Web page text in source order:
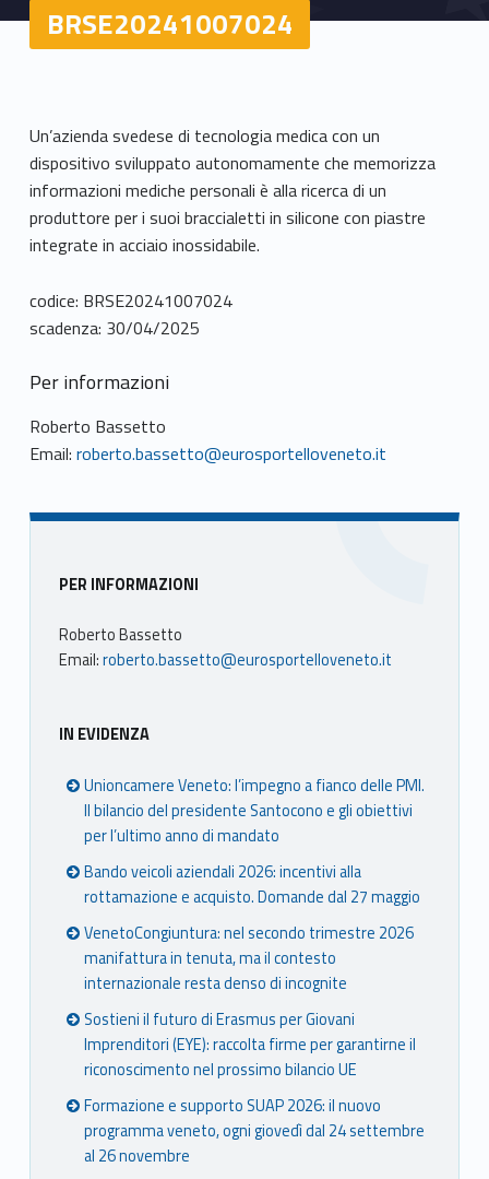
BRSE20241007024
Un’azienda svedese di tecnologia medica con un
dispositivo sviluppato autonomamente che memorizza
informazioni mediche personali è alla ricerca di un
produttore per i suoi braccialetti in silicone con piastre
integrate in acciaio inossidabile.
codice: BRSE20241007024
scadenza: 30/04/2025
Per informazioni
Roberto Bassetto
Email: roberto.bassetto@eurosportelloveneto.it
Sidebar
PER INFORMAZIONI
Roberto Bassetto
Email:roberto.bassetto@eurosportelloveneto.it
IN EVIDENZA
Unioncamere Veneto: l’impegno a fianco delle PMI.
Il bilancio del presidente Santocono e gli obiettivi
per l’ultimo anno di mandato
Bando veicoli aziendali 2026: incentivi alla
rottamazione e acquisto. Domande dal 27 maggio
VenetoCongiuntura: nel secondo trimestre 2026
manifattura in tenuta, ma il contesto
internazionale resta denso di incognite
Sostieni il futuro di Erasmus per Giovani
Imprenditori (EYE): raccolta firme per garantirne il
riconoscimento nel prossimo bilancio UE
Formazione e supporto SUAP 2026: il nuovo
programma veneto, ogni giovedì dal 24 settembre
al 26 novembre